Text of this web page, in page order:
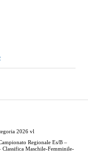
2026 vl
Regionale Es/B –
Classifica Maschile-Femminile-